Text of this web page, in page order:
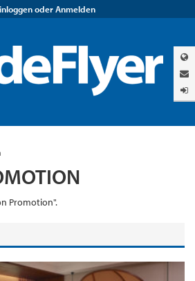
oder Anmelden
Promotion".